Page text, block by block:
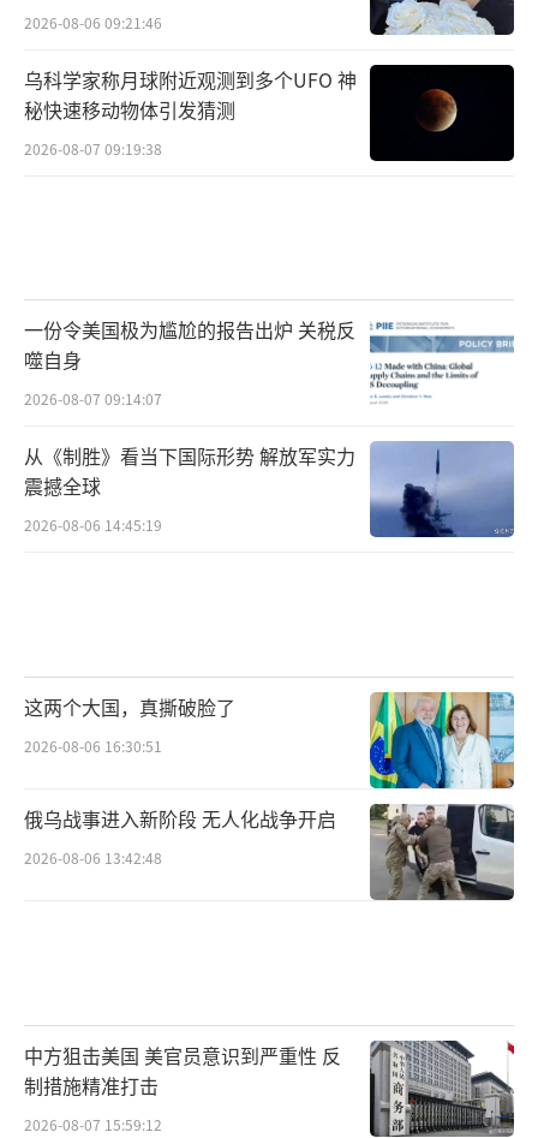
2026-08-06 09:21:46
乌科学家称月球附近观测到多个UFO 神
秘快速移动物体引发猜测
2026-08-07 09:19:38
一份令美国极为尴尬的报告出炉 关税反
噬自身
2026-08-07 09:14:07
从《制胜》看当下国际形势 解放军实力
震撼全球
2026-08-06 14:45:19
这两个大国，真撕破脸了
2026-08-06 16:30:51
俄乌战事进入新阶段 无人化战争开启
2026-08-06 13:42:48
中方狙击美国 美官员意识到严重性 反
制措施精准打击
2026-08-07 15:59:12